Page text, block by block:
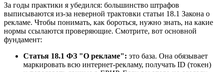
За годы практики я убедился: большинство штрафов
выписываются из-за неверной трактовки статьи 18.1 Закона о
рекламе. Чтобы понимать, как бороться, нужно знать, на какие
нормы ссылаются проверяющие. Смотрите, вот основной
фундамент:
Статья 18.1 ФЗ "О рекламе": это база. Она обязывает
маркировать всю интернет-рекламу, получать ID (токен)